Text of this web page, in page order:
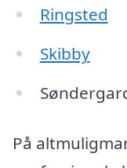
Ringsted
Skibby
På